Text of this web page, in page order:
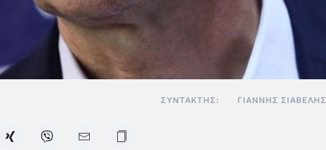
ΣΥΝΤΆΚΤΗΣ: ΓΙΆΝΝΗΣ ΣΙΑΒΕΛΉΣ